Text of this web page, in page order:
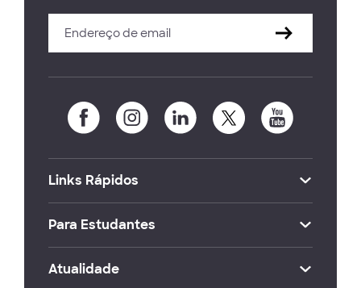
Links Rápidos
Para Estudantes
Atualidade